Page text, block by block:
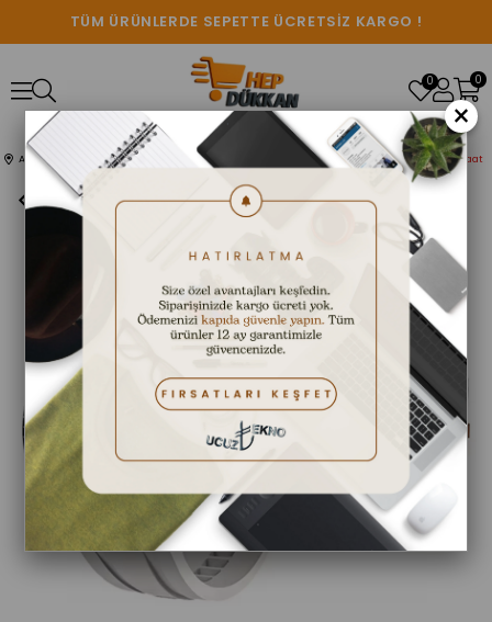
TÜM ÜRÜNLERDE SEPETTE ÜCRETSİZ KARGO !
0
0
Anasayfa AKILLI SAATLER Gümüş Watch 4 Pro Plus Amoled Ekran 3 Kordonlu Akıllı Saat
×